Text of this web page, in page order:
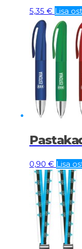
5,35 € Lisa
0,90 € Lisa